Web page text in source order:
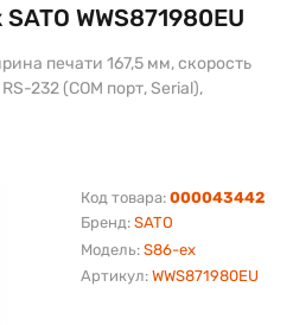
Бренд: SATO
Модель: S86-ex
Код товара: 000043442
Артикул: WWS871980EU
WWS871980EU
печати 167,5 мм, скорость
232 (COM порт, Serial),